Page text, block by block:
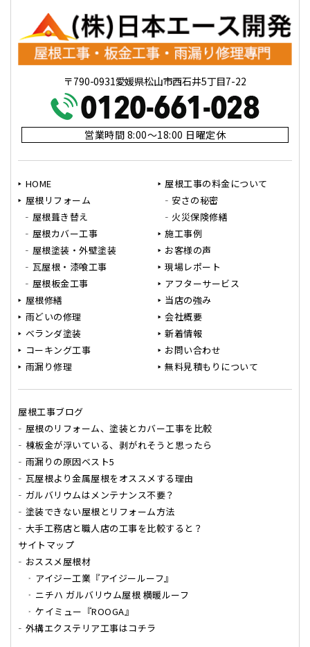
〒790-0931愛媛県松山市西石井5丁目7-22
営業時間 8:00～18:00 日曜定休
HOME
屋根リフォーム
屋根葺き替え
屋根カバー工事
屋根塗装・外壁塗装
瓦屋根・漆喰工事
屋根板金工事
屋根修繕
雨どいの修理
ベランダ塗装
コーキング工事
雨漏り修理
屋根工事の料金について
安さの秘密
火災保険修繕
施工事例
お客様の声
現場レポート
アフターサービス
当店の強み
会社概要
新着情報
お問い合わせ
無料見積もりについて
屋根工事ブログ
屋根のリフォーム、塗装とカバー工事を比較
棟板金が浮いている、剥がれそうと思ったら
雨漏りの原因ベスト5
瓦屋根より金属屋根をオススメする理由
ガルバリウムはメンテナンス不要？
塗装できない屋根とリフォーム方法
大手工務店と職人店の工事を比較すると？
サイトマップ
おススメ屋根材
アイジー工業『アイジールーフ』
ニチハ ガルバリウム屋根 横暖ルーフ
ケイミュー『ROOGA』
外構エクステリア工事はコチラ